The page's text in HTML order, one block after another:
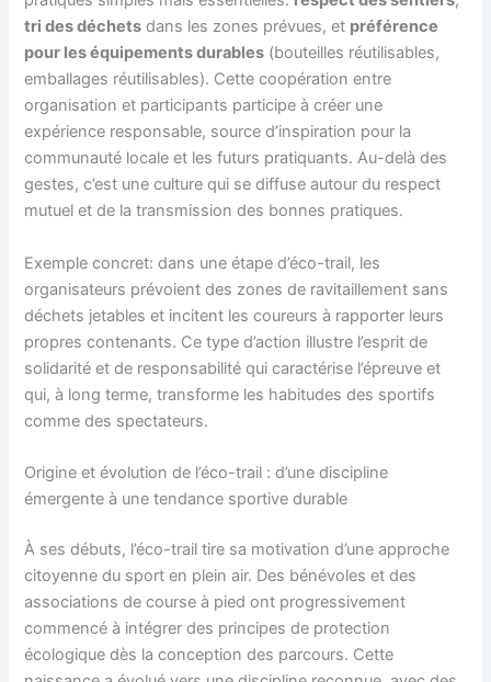
tri des déchets dans les zones prévues, et préférence
pour les équipements durables (bouteilles réutilisables,
emballages réutilisables). Cette coopération entre
organisation et participants participe à créer une
expérience responsable, source d’inspiration pour la
communauté locale et les futurs pratiquants. Au-delà des
gestes, c’est une culture qui se diffuse autour du respect
mutuel et de la transmission des bonnes pratiques.
Exemple concret: dans une étape d’éco-trail, les
organisateurs prévoient des zones de ravitaillement sans
déchets jetables et incitent les coureurs à rapporter leurs
propres contenants. Ce type d’action illustre l’esprit de
solidarité et de responsabilité qui caractérise l’épreuve et
qui, à long terme, transforme les habitudes des sportifs
comme des spectateurs.
Origine et évolution de l’éco-trail : d’une discipline
émergente à une tendance sportive durable
À ses débuts, l’éco-trail tire sa motivation d’une approche
citoyenne du sport en plein air. Des bénévoles et des
associations de course à pied ont progressivement
commencé à intégrer des principes de protection
écologique dès la conception des parcours. Cette